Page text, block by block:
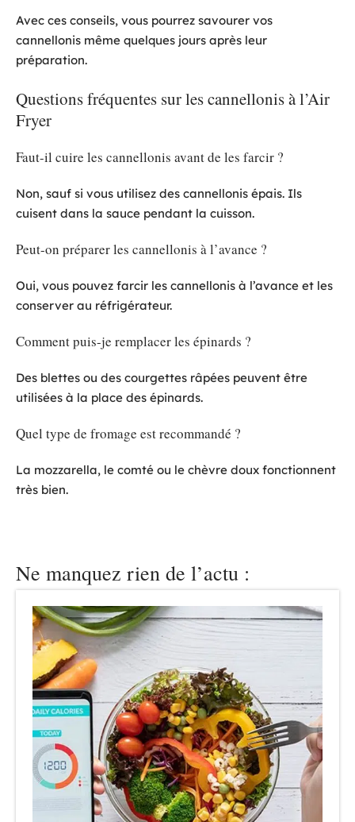
Avec ces conseils, vous pourrez savourer vos
cannellonis même quelques jours après leur
préparation.
Questions fréquentes sur les cannellonis à l’Air
Fryer
Faut-il cuire les cannellonis avant de les farcir ?
Non, sauf si vous utilisez des cannellonis épais. Ils
cuisent dans la sauce pendant la cuisson.
Peut-on préparer les cannellonis à l’avance ?
Oui, vous pouvez farcir les cannellonis à l’avance et les
conserver au réfrigérateur.
Comment puis-je remplacer les épinards ?
Des blettes ou des courgettes râpées peuvent être
utilisées à la place des épinards.
Quel type de fromage est recommandé ?
La mozzarella, le comté ou le chèvre doux fonctionnent
très bien.
Ne manquez rien de l’actu :